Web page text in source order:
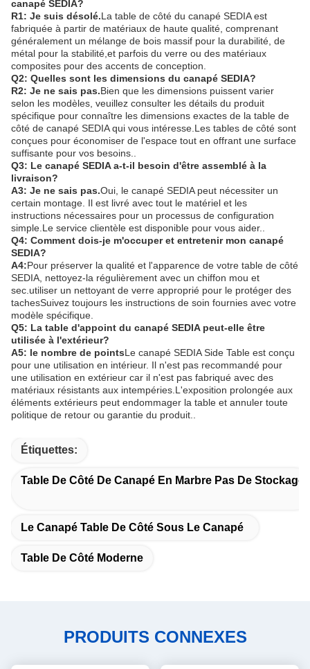
canapé SEDIA?
R1: Je suis désolé.La table de côté du canapé SEDIA est
fabriquée à partir de matériaux de haute qualité, comprenant
généralement un mélange de bois massif pour la durabilité, de
métal pour la stabilité,et parfois du verre ou des matériaux
composites pour des accents de conception.
Q2: Quelles sont les dimensions du canapé SEDIA?
R2: Je ne sais pas.Bien que les dimensions puissent varier
selon les modèles, veuillez consulter les détails du produit
spécifique pour connaître les dimensions exactes de la table de
côté de canapé SEDIA qui vous intéresse.Les tables de côté sont
conçues pour économiser de l'espace tout en offrant une surface
suffisante pour vos besoins..
Q3: Le canapé SEDIA a-t-il besoin d'être assemblé à la
livraison?
A3: Je ne sais pas.Oui, le canapé SEDIA peut nécessiter un
certain montage. Il est livré avec tout le matériel et les
instructions nécessaires pour un processus de configuration
simple.Le service clientèle est disponible pour vous aider..
Q4: Comment dois-je m'occuper et entretenir mon canapé
SEDIA?
A4:Pour préserver la qualité et l'apparence de votre table de côté
SEDIA, nettoyez-la régulièrement avec un chiffon mou et
sec.utiliser un nettoyant de verre approprié pour le protéger des
tachesSuivez toujours les instructions de soin fournies avec votre
modèle spécifique.
Q5: La table d'appoint du canapé SEDIA peut-elle être
utilisée à l'extérieur?
A5: le nombre de pointsLe canapé SEDIA Side Table est conçu
pour une utilisation en intérieur. Il n'est pas recommandé pour
une utilisation en extérieur car il n'est pas fabriqué avec des
matériaux résistants aux intempéries.L'exposition prolongée aux
éléments extérieurs peut endommager la table et annuler toute
politique de retour ou garantie du produit..
Étiquettes:
Table De Côté De Canapé En Marbre Pas De Stockage
Le Canapé Table De Côté Sous Le Canapé
Table De Côté Moderne
PRODUITS CONNEXES